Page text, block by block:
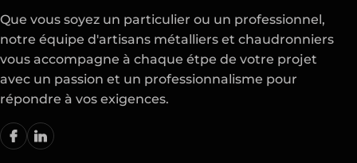
Que vous soyez un particulier ou un professionnel,
notre équipe d'artisans métalliers et chaudronniers
vous accompagne à chaque étpe de votre projet
avec un passion et un professionnalisme pour
répondre à vos exigences.